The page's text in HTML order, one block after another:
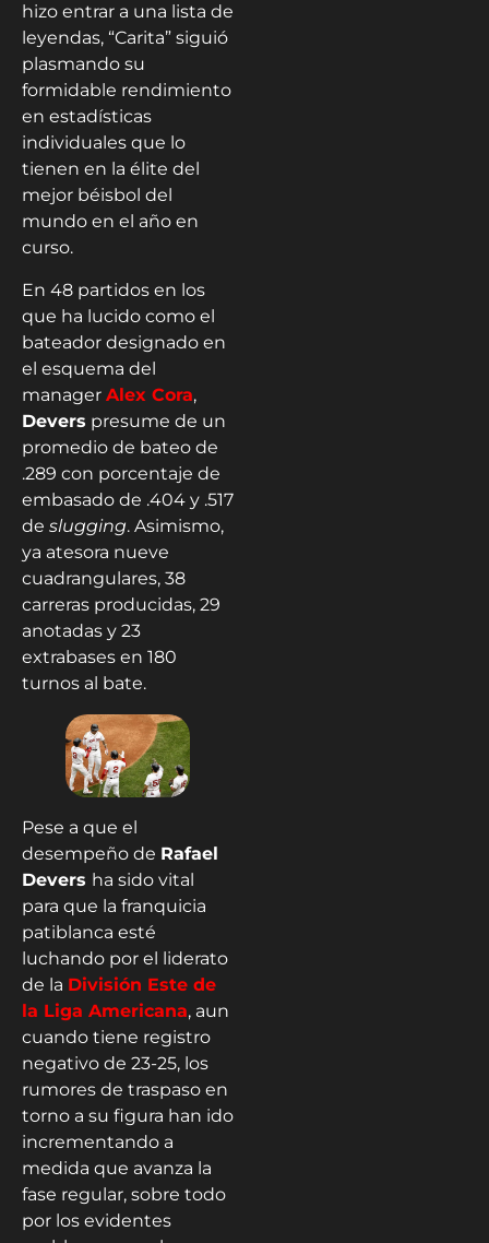
hizo entrar a una lista de
leyendas, “Carita” siguió
plasmando su
formidable rendimiento
en estadísticas
individuales que lo
tienen en la élite del
mejor béisbol del
mundo en el año en
curso.
En 48 partidos en los
que ha lucido como el
bateador designado en
el esquema del
manager Alex Cora,
Devers presume de un
promedio de bateo de
.289 con porcentaje de
embasado de .404 y .517
de slugging. Asimismo,
ya atesora nueve
cuadrangulares, 38
carreras producidas, 29
anotadas y 23
extrabases en 180
turnos al bate.
Pese a que el
desempeño de Rafael
Devers ha sido vital
para que la franquicia
patiblanca esté
luchando por el liderato
de la División Este de
la Liga Americana, aun
cuando tiene registro
negativo de 23-25, los
rumores de traspaso en
torno a su figura han ido
incrementando a
medida que avanza la
fase regular, sobre todo
por los evidentes